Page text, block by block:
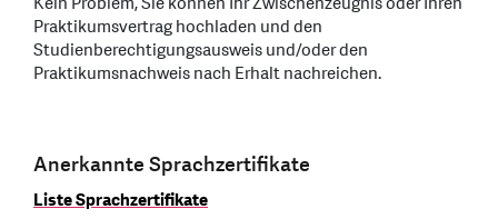
Praktikumsvertrag hochladen und den
Studienberechtigungsausweis und/oder den
Praktikumsnachweis nach Erhalt nachreichen.
Anerkannte Sprachzertifikate
Liste Sprachzertifikate